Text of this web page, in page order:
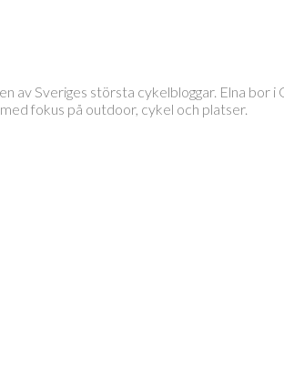
av Sveriges största cykelbloggar. Elna
fokus på outdoor, cykel och platser.